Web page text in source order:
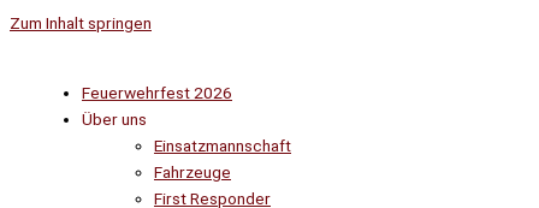
Zum Inhalt springen
Feuerwehrfest 2026
Über uns
Einsatzmannschaft
Fahrzeuge
First Responder